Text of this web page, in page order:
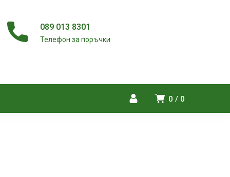
089 013 8301
Телефон за поръчки
0 0